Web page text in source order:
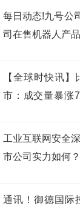
每日动态!九号公
司在售机器人产
【全球时快讯
市：成交量暴涨
工业互联网安全
市公司实力如何
通讯！御德国际